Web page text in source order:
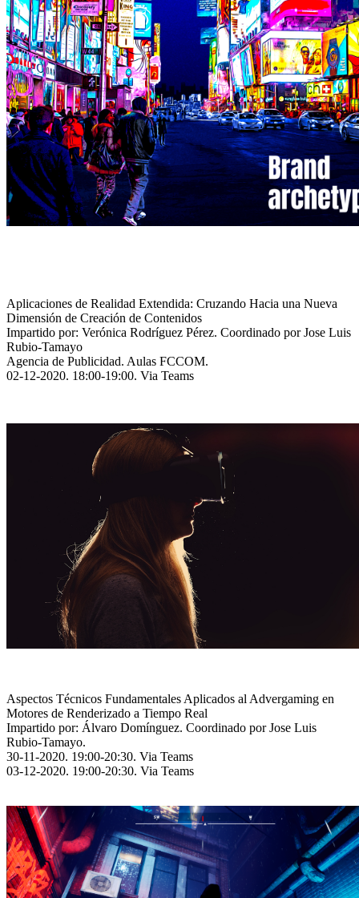
Aplicaciones de Realidad Extendida: Cruzando Hacia una Nueva
Dimensión de Creación de Contenidos
Impartido por: Verónica Rodríguez Pérez. Coordinado por Jose Luis
Rubio-Tamayo
Agencia de Publicidad. Aulas FCCOM.
02-12-2020. 18:00-19:00. Via Teams
Aspectos Técnicos Fundamentales Aplicados al Advergaming en
Motores de Renderizado a Tiempo Real
Impartido por: Álvaro Domínguez. Coordinado por Jose Luis
Rubio-Tamayo.
30-11-2020. 19:00-20:30. Via Teams
03-12-2020. 19:00-20:30. Via Teams